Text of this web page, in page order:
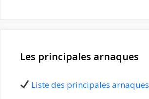
Les principales arnaques
Liste des principales arnaques